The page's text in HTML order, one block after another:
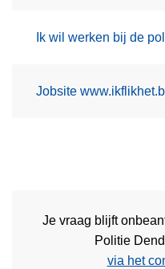
Ik wil werken bij de
Jobsite
Je vraag blijft
Politie
via het